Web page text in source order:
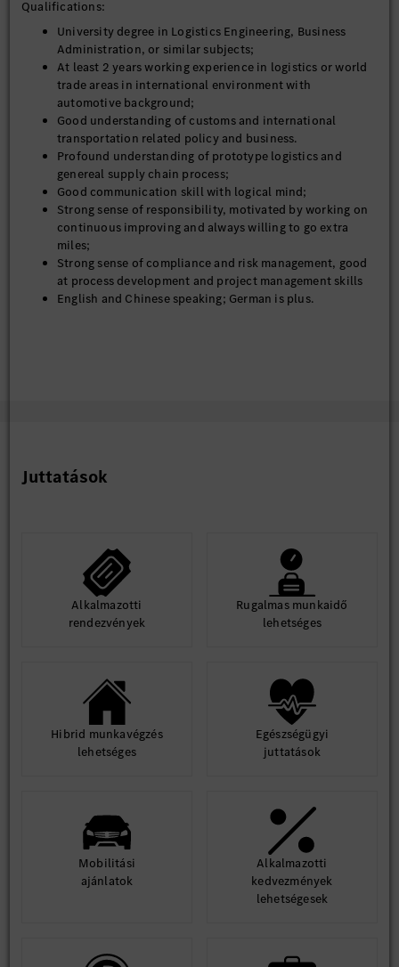
Qualifications:
University degree in Logistics Engineering, Business
Administration, or similar subjects;
At least 2 years working experience in logistics or world
trade areas in international environment with
automotive background;
Good understanding of customs and international
transportation related policy and business.
Profound understanding of prototype logistics and
genereal supply chain process;
Good communication skill with logical mind;
Strong sense of responsibility, motivated by working on
continuous improving and always willing to go extra
miles;
Strong sense of compliance and risk management, good
at process development and project management skills
English and Chinese speaking; German is plus.
Juttatások
Alkalmazotti
rendezvények
Rugalmas munkaidő
lehetséges
Hibrid munkavégzés
lehetséges
Egészségügyi
juttatások
Mobilitási
ajánlatok
Alkalmazotti
kedvezmények
lehetségesek